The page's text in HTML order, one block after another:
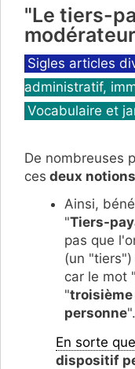
"Le tiers-
Catégories
Sigles articles
administratif,
Vocabulaire et
De nombreuses
ces deux notions
Ainsi,
"Tiers-
pas que
(un
car le mot "
"
personne".
En sorte que
dispositif